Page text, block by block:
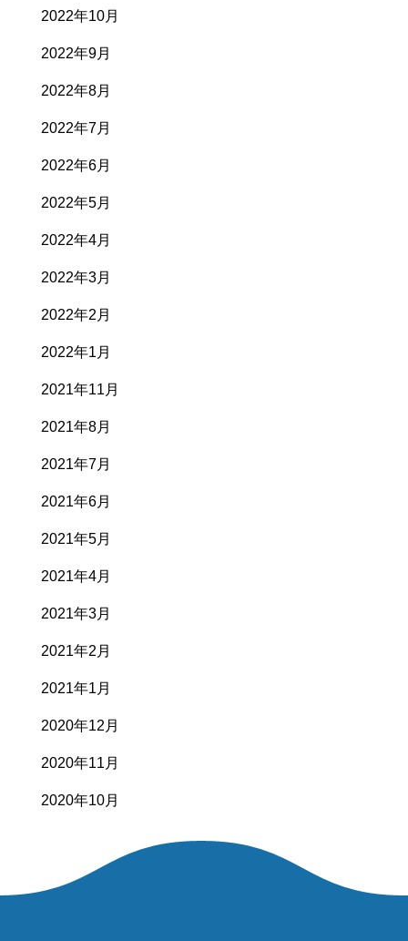
2022年10月
2022年9月
2022年8月
2022年7月
2022年6月
2022年5月
2022年4月
2022年3月
2022年2月
2022年1月
2021年11月
2021年8月
2021年7月
2021年6月
2021年5月
2021年4月
2021年3月
2021年2月
2021年1月
2020年12月
2020年11月
2020年10月